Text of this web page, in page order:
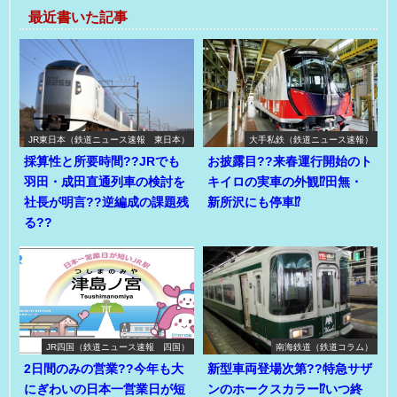
最近書いた記事
JR東日本（鉄道ニュース速報 東日本）
採算性と所要時間??JRでも
羽田・成田直通列車の検討を
社長が明言??逆編成の課題残
る??
大手私鉄（鉄道ニュース速報）
お披露目??来春運行開始のト
キイロの実車の外観⁉田無・
新所沢にも停車⁉
JR四国（鉄道ニュース速報 四国）
2日間のみの営業??今年も大
にぎわいの日本一営業日が短
南海鉄道（鉄道コラム）
新型車両登場次第??特急サザ
ンのホークスカラー⁉いつ終